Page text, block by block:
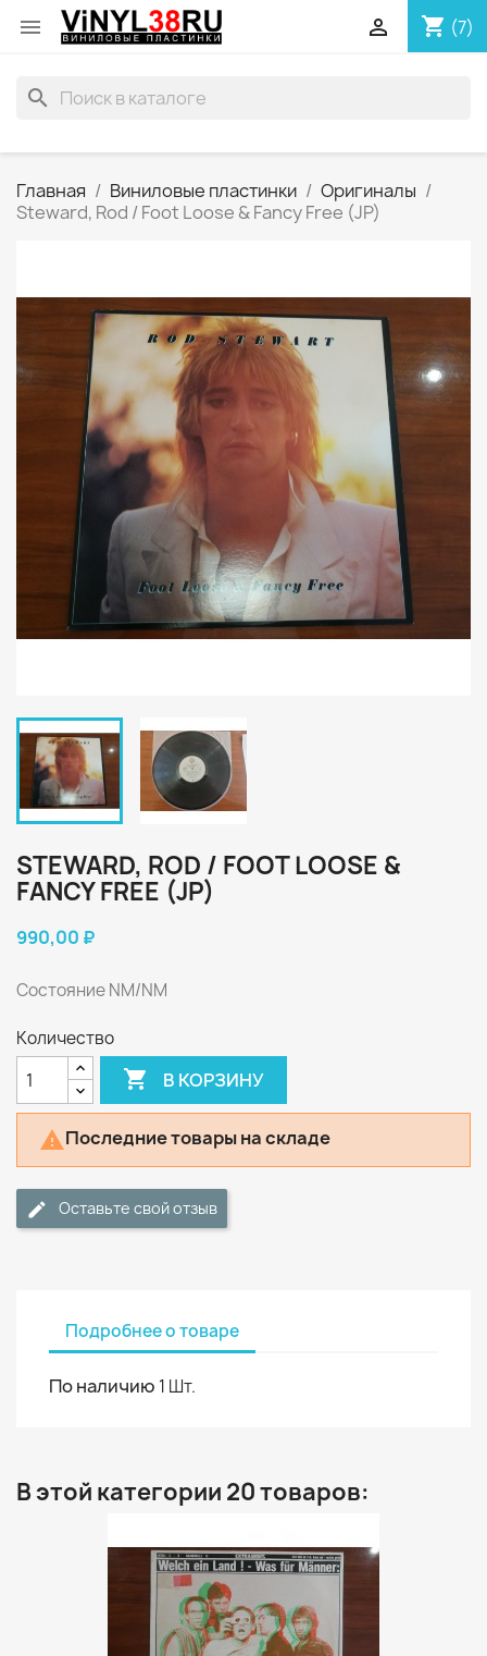
 shopping_cart (7)

search
Главная Виниловые пластинки
Оригиналы
Steward, Rod / Foot Loose & Fancy Free (JP)
STEWARD, ROD / FOOT LOOSE &
FANCY FREE (JP)
990,00 ₽
Состояние NM/NM
Количество
 В КОРЗИНУ
Последние товары на складе
Оставьте свой отзыв
Подробнее о товаре
По наличию 1 Шт.
В этой категории 20 товаров: